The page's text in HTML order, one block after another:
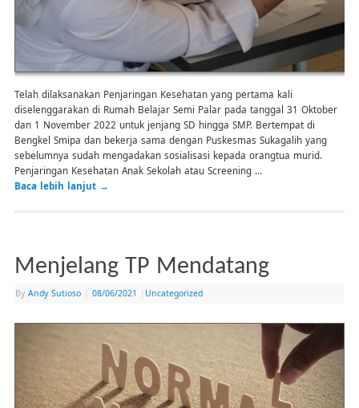
Telah dilaksanakan Penjaringan Kesehatan yang pertama kali
diselenggarakan di Rumah Belajar Semi Palar pada tanggal 31 Oktober
dan 1 November 2022 untuk jenjang SD hingga SMP. Bertempat di
Bengkel Smipa dan bekerja sama dengan Puskesmas Sukagalih yang
sebelumnya sudah mengadakan sosialisasi kepada orangtua murid.
Penjaringan Kesehatan Anak Sekolah atau Screening …
Baca lebih lanjut →
Menjelang TP Mendatang
By Andy Sutioso 08/06/2021 Uncategorized